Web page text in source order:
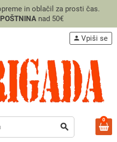
in oblačil za prosti čas.
nad 50€
search
person Vpiši se
0